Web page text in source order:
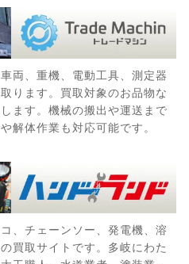
両、重機、電動工具、測定器
ります。買取対象のお品物な
ます。機械の搬出や運送まで
解体作業も対応可能です。
、チェーンソー、発電機、溶
買取サイトです。多岐にわた